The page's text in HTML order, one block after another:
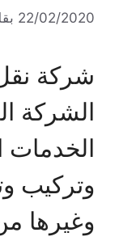
22/02/2020
شركة
الشركة
الخدمات
وتركيب
وغيرها